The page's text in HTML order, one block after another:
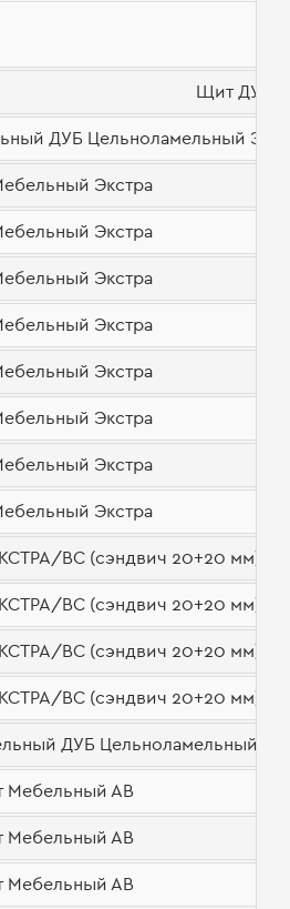
Щит ДУБ
ДУБ Цельноламельный
Экстра
Экстра
Экстра
Экстра
Экстра
Экстра
Экстра
Экстра
ВС (сэндвич 20+20 мм)
ВС (сэндвич 20+20 мм)
ВС (сэндвич 20+20 мм)
ВС (сэндвич 20+20 мм)
ДУБ Цельноламельный
Мебельный АВ
Мебельный АВ
Мебельный АВ